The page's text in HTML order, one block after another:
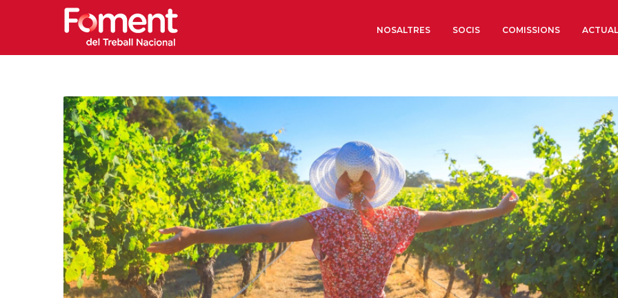
NOSALTRES
Òrgans Consultius
Estructura Executiva
Institut d’Estudis
Societat Barcelonesa
Econòmics i Socials
Organitzacions
Organitzacions
Coneix més
SOCIS COMISSIONS